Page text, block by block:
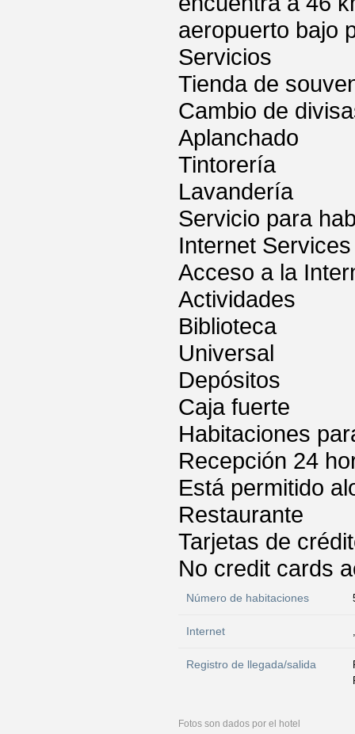
aeropuerto bajo
Servicios
Tienda de
Cambio de
Aplanchado
Tintorería
Lavandería
Servicio para
Internet Services
Acceso a la
Actividades
Biblioteca
Universal
Depósitos
Caja fuerte
Habitaciones
Recepción 24
Está permitido
Restaurante
Tarjetas de
No credit cards
Número de habitaciones
Internet
Registro de llegada/salida
Fotos son dados por el hotel